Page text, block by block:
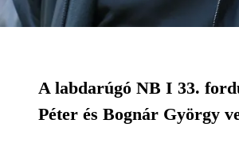
A labdarúgó NB I 33.
Péter és Bognár György